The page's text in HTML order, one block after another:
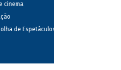
cinema
de Espetáculos